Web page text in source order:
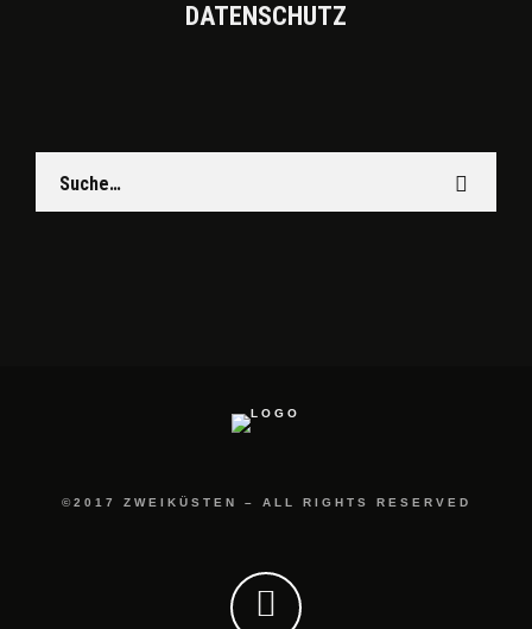
DATEN­SCHUTZ
©2017 ZWEIKÜSTEN – ALL RIGHTS RESERVED